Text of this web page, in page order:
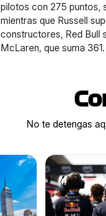
pilotos con 275 puntos,
mientras que Russell
constructores, Red Bull
McLaren, que suma 361.
No te detengas